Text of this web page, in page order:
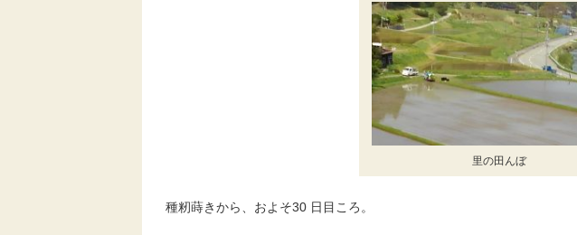
里の田んぼ
種籾蒔きから、およそ30 日目ころ。